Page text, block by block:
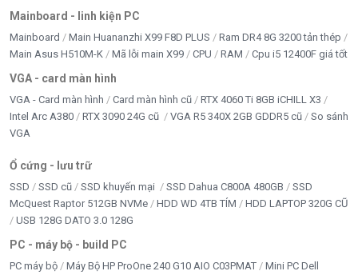
Mainboard - linh kiện PC
Mainboard Main Huananzhi X99 F8D PLUS
Ram DR4 8G 3200 tản thép
Main Asus H510M-K
Mã lỗi main X99 CPU RAM Cpu i5 12400F giá tốt
VGA - card màn hình
VGA - Card màn hình Card màn hình cũ
RTX 4060 Ti 8GB iCHILL X3
Intel Arc A380
RTX 3090 24G cũ VGA R5 340X 2GB GDDR5 cũ
So sánh
VGA
Ổ cứng - lưu trữ
SSD SSD cũ SSD khuyến mại SSD Dahua C800A 480GB
SSD
McQuest Raptor 512GB NVMe
HDD WD 4TB TÍM
HDD LAPTOP 320G CŨ
USB 128G DATO 3.0 128G
PC - máy bộ - build PC
PC máy bộ Máy Bộ HP ProOne 240 G10 AIO C03PMAT
Mini PC Dell